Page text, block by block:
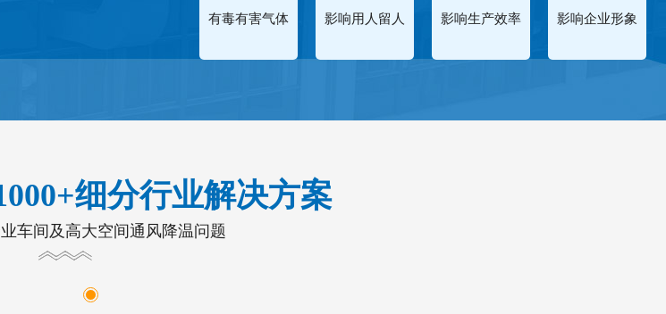
有毒有害气体 影响用人留人 影响生产效率 影响企业形象
细分行业解决方案
车间及高大空间通风降温问题